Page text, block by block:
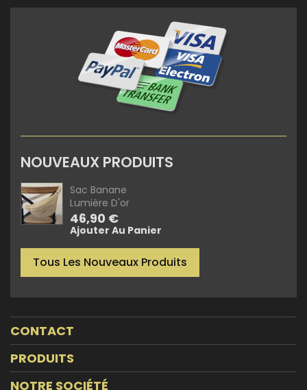
NOUVEAUX PRODUITS
Sac Banane
Lumière D'or
Prix
46,90 €
Ajouter Au Panier
Tous Les Nouveaux Produits
CONTACT
PRODUITS
NOTRE SOCIÉTÉ